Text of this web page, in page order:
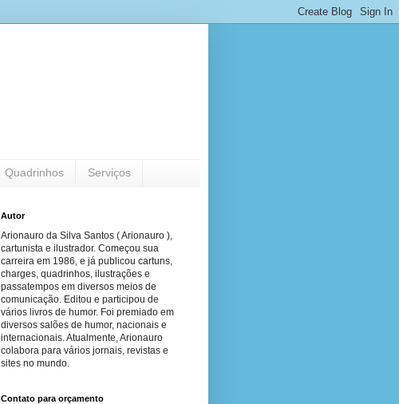
Quadrinhos Serviços
Autor
Arionauro da Silva Santos ( Arionauro ),
cartunista e ilustrador. Começou sua
carreira em 1986, e já publicou cartuns,
charges, quadrinhos, ilustrações e
passatempos em diversos meios de
comunicação. Editou e participou de
vários livros de humor. Foi premiado em
diversos salões de humor, nacionais e
internacionais. Atualmente, Arionauro
colabora para vários jornais, revistas e
sites no mundo.
Contato para orçamento